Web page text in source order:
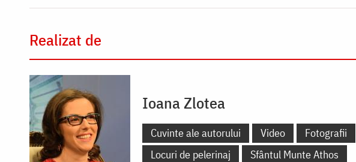
Realizat de
Ioana Zlotea
Cuvinte ale autorului Video
Fotografii
Locuri de pelerinaj
Sfântul Munte Athos